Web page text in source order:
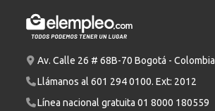
Av. Calle 26 # 68B-70 Bogotá - Colombia
Llámanos al 601 294 0100. Ext: 2012
Línea nacional gratuita 01 8000 180559